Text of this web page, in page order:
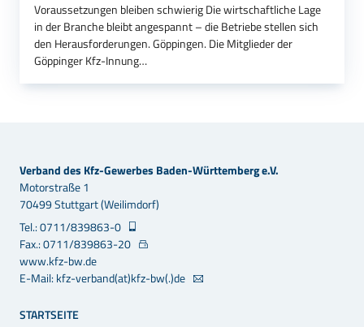
Voraussetzungen bleiben schwierig Die wirtschaftliche Lage
in der Branche bleibt angespannt – die Betriebe stellen sich
den Herausforderungen. Göppingen. Die Mitglieder der
Göppinger Kfz-Innung…
Verband des Kfz-Gewerbes Baden-Württemberg e.V.
Motorstraße 1
70499 Stuttgart (Weilimdorf)
Tel.: 0711/839863-0
Fax.: 0711/839863-20
www.kfz-bw.de
E-Mail: kfz-verband(at)kfz-bw(.)de
STARTSEITE